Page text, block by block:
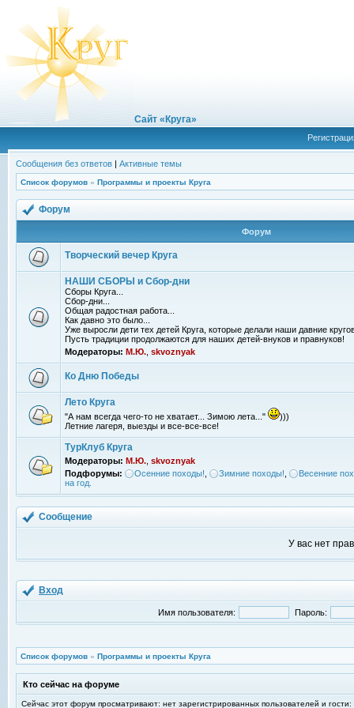
Сайт «Круга»
Сообщения без ответов | Активные темы
Список форумов » Программы и проекты Круга
Форум
Форум
Творческий вечер Круга
НАШИ СБОРЫ и Сбор-дни
Сборы Круга...
Сбор-дни...
Общая радостная работа...
Как давно это было...
Уже выросли дети тех детей Круга, которые делали наши давние
Пусть традиции продолжаются для наших детей-внуков и правнуков!
Модераторы: М.Ю. skvoznyak
Ко Дню Победы
Лето Круга
"А нам всегда чего-то не хватает... Зимою лета..."
)))
Летние лагеря, выезды и все-все-все!
ТурКлуб Круга
Модераторы: М.Ю. skvoznyak
Подфорумы:
Осенние походы! Зимние походы!
Весенние
на год.
Сообщение
У вас нет
Вход
Имя пользователя: Пароль:
Список форумов » Программы и проекты Круга
Кто сейчас на форуме
Сейчас этот форум просматривают: нет зарегистрированных пользователей и гости: